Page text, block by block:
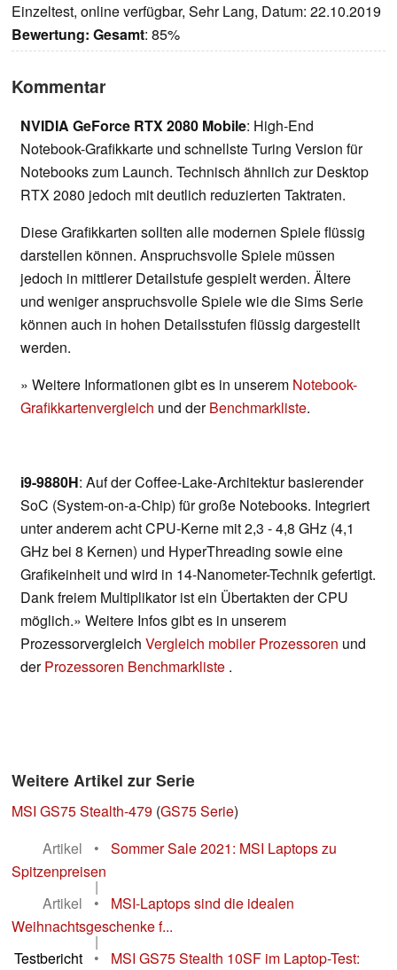
Einzeltest, online verfügbar, Sehr Lang, Datum: 22.10.2019
Bewertung: Gesamt: 85%
Kommentar
NVIDIA GeForce RTX 2080 Mobile: High-End
Notebook-Grafikkarte und schnellste Turing Version für
Notebooks zum Launch. Technisch ähnlich zur Desktop
RTX 2080 jedoch mit deutlich reduzierten Taktraten.
Diese Grafikkarten sollten alle modernen Spiele flüssig
darstellen können. Anspruchsvolle Spiele müssen
jedoch in mittlerer Detailstufe gespielt werden. Ältere
und weniger anspruchsvolle Spiele wie die Sims Serie
können auch in hohen Detailsstufen flüssig dargestellt
werden.
» Weitere Informationen gibt es in unserem Notebook-
Grafikkartenvergleich und derBenchmarkliste.
i9-9880H: Auf der Coffee-Lake-Architektur basierender
SoC (System-on-a-Chip) für große Notebooks. Integriert
unter anderem acht CPU-Kerne mit 2,3 - 4,8 GHz (4,1
GHz bei 8 Kernen) und HyperThreading sowie eine
Grafikeinheit und wird in 14-Nanometer-Technik gefertigt.
Dank freiem Multiplikator ist ein Übertakten der CPU
möglich.» Weitere Infos gibt es in unserem
Prozessorvergleich Vergleich mobiler Prozessoren und
derProzessoren Benchmarkliste .
Weitere Artikel zur Serie
MSI GS75 Stealth-479 (GS75 Serie)
Artikel
•
Sommer Sale 2021: MSI Laptops zu
Spitzenpreisen
|
Artikel
•
MSI-Laptops sind die idealen
Weihnachtsgeschenke f...
|
Testbericht
•
MSI GS75 Stealth 10SF im Laptop-Test: